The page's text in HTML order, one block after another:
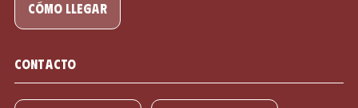
cómo llegar
Contacto